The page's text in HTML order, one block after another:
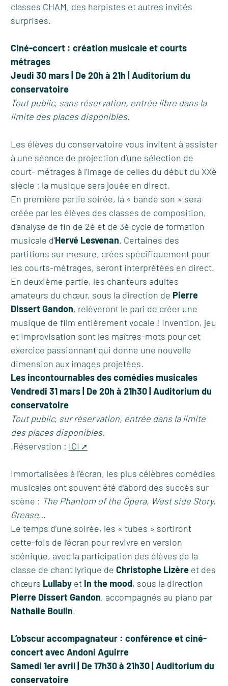
classes CHAM, des harpistes et autres invités
surprises.
Ciné-concert : création musicale et courts
métrages
Jeudi 30 mars | De 20h à 21h | Auditorium du
conservatoire
Tout public, sans réservation, entrée libre dans la
limite des places disponibles.
Les élèves du conservatoire vous invitent à assister
à une séance de projection d’une sélection de
court- métrages à l’image de celles du début du XXè
siècle : la musique sera jouée en direct.
En première partie soirée, la « bande son » sera
créée par les élèves des classes de composition,
d’analyse de fin de 2è et de 3è cycle de formation
musicale d’Hervé Lesvenan. Certaines des
partitions sur mesure, crées spécifiquement pour
les courts-métrages, seront interprétées en direct.
En deuxième partie, les chanteurs adultes
amateurs du chœur, sous la direction de Pierre
Dissert Gandon, relèveront le pari de créer une
musique de film entièrement vocale ! Invention, jeu
et improvisation sont les maîtres-mots pour cet
exercice passionnant qui donne une nouvelle
dimension aux images projetées.
Les incontournables des comédies musicales
Vendredi 31 mars | De 20h à 21h30 | Auditorium du
conservatoire
Tout public, sur réservation, entrée dans la limite
des places disponibles.
.Réservation : ICI
Immortalisées à l’écran, les plus célèbres comédies
musicales ont souvent été d’abord des succès sur
scène : The Phantom of the Opera, West side Story,
Grease…
Le temps d’une soirée, les « tubes » sortiront
cette-fois de l’écran pour revivre en version
scénique, avec la participation des élèves de la
classe de chant lyrique de Christophe Lizèreet des
chœurs Lullabyet In the mood, sous la direction
Pierre Dissert Gandon, accompagnés au piano par
Nathalie Boulin.
L’obscur accompagnateur : conférence et ciné-
concert avec Andoni Aguirre
Samedi 1er avril | De 17h30 à 21h30 | Auditorium du
conservatoire